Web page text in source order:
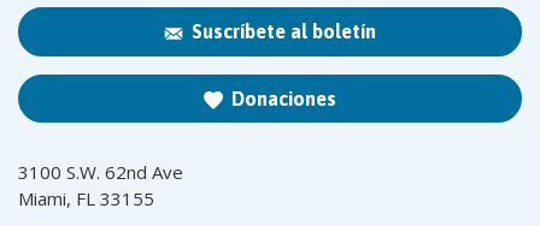
Suscríbete al boletín
Donaciones
3100 S.W. 62nd Ave
Miami, FL 33155